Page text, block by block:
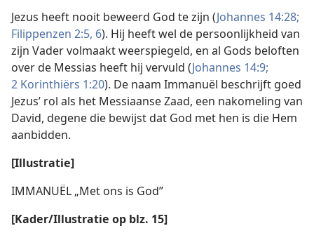
Jezus heeft nooit beweerd God te zijn (Johannes 14:28;
Filippenzen 2:5, 6). Hij heeft wel de persoonlijkheid van
zijn Vader volmaakt weerspiegeld, en al Gods beloften
over de Messias heeft hij vervuld (Johannes 14:9;
2 Korinthiërs 1:20). De naam Immanuël beschrijft goed
Jezus’ rol als het Messiaanse Zaad, een nakomeling van
David, degene die bewijst dat God met hen is die Hem
aanbidden.
[Illustratie]
IMMANUËL „Met ons is God”
[Kader/Illustratie op blz. 15]